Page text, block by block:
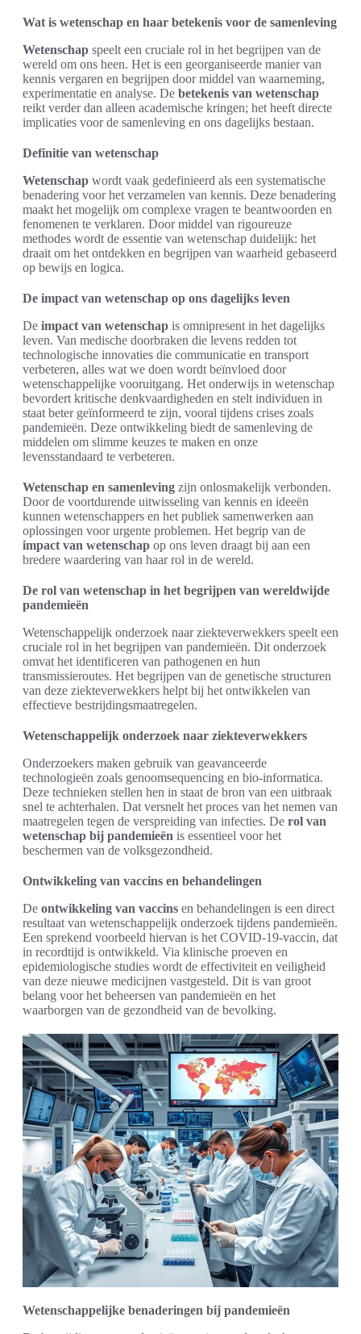
Wat is wetenschap en haar betekenis voor de samenleving
Wetenschap speelt een cruciale rol in het begrijpen van de
wereld om ons heen. Het is een georganiseerde manier van
kennis vergaren en begrijpen door middel van waarneming,
experimentatie en analyse. De betekenis van wetenschap
reikt verder dan alleen academische kringen; het heeft directe
implicaties voor de samenleving en ons dagelijks bestaan.
Definitie van wetenschap
Wetenschap wordt vaak gedefinieerd als een systematische
benadering voor het verzamelen van kennis. Deze benadering
maakt het mogelijk om complexe vragen te beantwoorden en
fenomenen te verklaren. Door middel van rigoureuze
methodes wordt de essentie van wetenschap duidelijk: het
draait om het ontdekken en begrijpen van waarheid gebaseerd
op bewijs en logica.
De impact van wetenschap op ons dagelijks leven
De impact van wetenschap is omnipresent in het dagelijks
leven. Van medische doorbraken die levens redden tot
technologische innovaties die communicatie en transport
verbeteren, alles wat we doen wordt beïnvloed door
wetenschappelijke vooruitgang. Het onderwijs in wetenschap
bevordert kritische denkvaardigheden en stelt individuen in
staat beter geïnformeerd te zijn, vooral tijdens crises zoals
pandemieën. Deze ontwikkeling biedt de samenleving de
middelen om slimme keuzes te maken en onze
levensstandaard te verbeteren.
Wetenschap en samenleving zijn onlosmakelijk verbonden.
Door de voortdurende uitwisseling van kennis en ideeën
kunnen wetenschappers en het publiek samenwerken aan
oplossingen voor urgente problemen. Het begrip van de
impact van wetenschap op ons leven draagt bij aan een
bredere waardering van haar rol in de wereld.
De rol van wetenschap in het begrijpen van wereldwijde
pandemieën
Wetenschappelijk onderzoek naar ziekteverwekkers speelt een
cruciale rol in het begrijpen van pandemieën. Dit onderzoek
omvat het identificeren van pathogenen en hun
transmissieroutes. Het begrijpen van de genetische structuren
van deze ziekteverwekkers helpt bij het ontwikkelen van
effectieve bestrijdingsmaatregelen.
Wetenschappelijk onderzoek naar ziekteverwekkers
Onderzoekers maken gebruik van geavanceerde
technologieën zoals genoomsequencing en bio-informatica.
Deze technieken stellen hen in staat de bron van een uitbraak
snel te achterhalen. Dat versnelt het proces van het nemen van
maatregelen tegen de verspreiding van infecties. De rol van
wetenschap bij pandemieën is essentieel voor het
beschermen van de volksgezondheid.
Ontwikkeling van vaccins en behandelingen
De ontwikkeling van vaccins en behandelingen is een direct
resultaat van wetenschappelijk onderzoek tijdens pandemieën.
Een sprekend voorbeeld hiervan is het COVID-19-vaccin, dat
in recordtijd is ontwikkeld. Via klinische proeven en
epidemiologische studies wordt de effectiviteit en veiligheid
van deze nieuwe medicijnen vastgesteld. Dit is van groot
belang voor het beheersen van pandemieën en het
waarborgen van de gezondheid van de bevolking.
Wetenschappelijke benaderingen bij pandemieën